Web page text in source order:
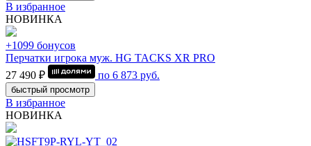
В избранное
НОВИНКА
+1099 бонусов
Перчатки игрока муж. HG TACKS XR PRO
27 490 ₽
по 6 873 руб.
быстрый просмотр
В избранное
НОВИНКА